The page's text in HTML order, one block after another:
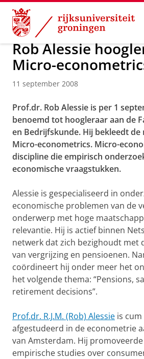
Skip
Content
Skip
Navigation
Over ons Actueel Nieuws
Rob Alessie
Micro-
11 september 2008
Prof.dr. Rob Alessie is per 1
benoemd tot hoogleraar aan de
en Bedrijfskunde. Hij bekleedt de
Micro-econometrics. Micro-
discipline die empirisch
economische vraagstukken.
Alessie is gespecialiseerd in
economische problemen van de
onderwerp met hoge
relevantie. Hij is actief binnen
netwerk dat zich bezighoudt met
van vergrijzing en pensioenen.
coördineert hij onder meer het
het volgende thema: “Pensions,
retirement decisions”.
Prof.dr. R.J.M. (Rob) Alessie is
afgestudeerd in de econometrie
van Amsterdam. Hij
empirische studies over